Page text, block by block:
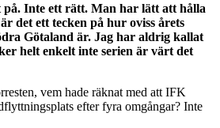
Inte ett rätt. Man har lätt att hålla
det ett tecken på hur oviss årets
Götaland är. Jag har aldrig kallat
helt enkelt inte serien är värt det
vem hade räknat med att IFK
efter fyra omgångar? Inte